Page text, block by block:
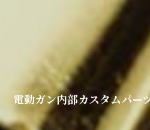
電動ガン内部カスタムパー